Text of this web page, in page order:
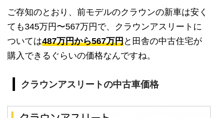
ご存知のとおり、前モデルのクラウンの新車は安く
ても345万円〜567万円で、クラウンアスリートに
ついては487万円から567万円と田舎の中古住宅が
購入できるぐらいの価格なんですね。
クラウンアスリートの中古車価格